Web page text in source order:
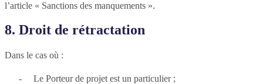
l’article « Sanctions des manquements ».
8. Droit de rétractation
Dans le cas où :
- Le Porteur de projet est un particulier ;